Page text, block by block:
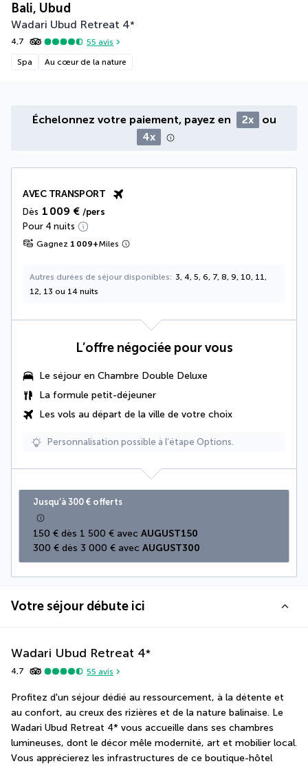
Bali, Ubud
Wadari Ubud Retreat 4*
4,7 55 avis
Spa Au cœur de la nature
Échelonnez votre paiement, payez en 2x
ou
4x
AVEC TRANSPORT
Dès 1 009 € /pers
Pour 4 nuits
Gagnez 1 009+Miles
Autres durées de séjour disponibles
3, 4, 5, 6, 7, 8, 9, 10, 11,
12, 13 ou 14 nuits
L’offre négociée pour vous
Le séjour en Chambre Double Deluxe
La formule petit-déjeuner
Les vols au départ de la ville de votre choix
Personnalisation possible à l’étape Options.
Jusqu’à 300 € offerts
150 € dès 1 500 € avec AUGUST150
300 € dès 3 000 € avec AUGUST300
Votre séjour débute ici
Wadari Ubud Retreat 4*
4,7 55 avis
Profitez d'un séjour dédié au ressourcement, à la détente et
au confort, au creux des rizières et de la nature balinaise. Le
Wadari Ubud Retreat 4* vous accueille dans ses chambres
lumineuses, dont le décor mêle modernité, art et mobilier local.
Vous apprécierez les infrastructures de ce boutique-hôtel